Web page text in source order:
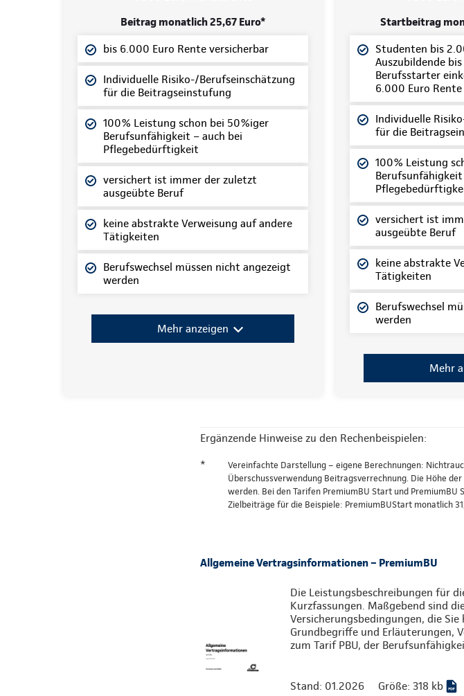
Beitrag monatlich 25,67 Euro*
bis 6.000 Euro Rente versicherbar
Individuelle Risiko-/Berufseinschätzung
für die Beitragseinstufung
100% Leistung schon bei 50%iger
Berufsunfähigkeit – auch bei
Pflegebedürftigkeit
versichert ist immer der zuletzt
ausgeübte Beruf
keine abstrakte Verweisung auf andere
Tätigkeiten
Berufswechsel müssen nicht angezeigt
werden
Mehr anzeigen
Startbeitrag
Studenten bis
Auszubildende
Berufsstarter
6.000 Euro
Individuelle
für die
100% Leistung
Berufsunfähigkeit
versichert ist
ausgeübte Beruf
keine abstrakte
Tätigkeiten
Berufswechsel
werden
Mehr
Ergänzende Hinweise zu den Rechenbeispielen:
*
Vereinfachte Darstellung – eigene Berechnungen:
Überschussverwendung Beitragsverrechnung. Die Höhe
werden. Bei den Tarifen PremiumBU Start und
Zielbeiträge für die Beispiele: PremiumBUStart monatlich
Allgemeine Vertragsinformationen – PremiumBU
Die Leistungsbeschreibungen für
Kurzfassungen. Maßgebend sind
Versicherungsbedingungen, die
Grundbegriffe und Erläuterungen,
zum Tarif PBU, der
Stand: 01.2026 Größe: 318 kb